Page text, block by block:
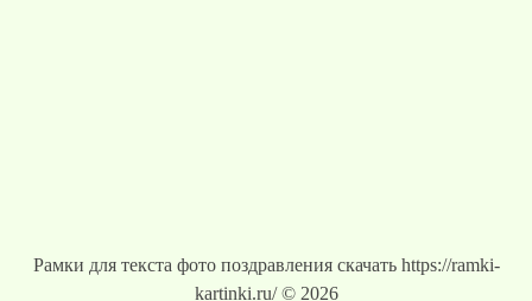
Рамки для текста фото поздравления скачать https://ramki-
kartinki.ru/ © 2026